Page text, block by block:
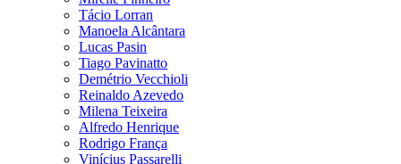
Tácio Lorran
Manoela Alcântara
Lucas Pasin
Tiago Pavinatto
Demétrio Vecchioli
Reinaldo Azevedo
Milena Teixeira
Alfredo Henrique
Rodrigo França
Vinícius Passarelli